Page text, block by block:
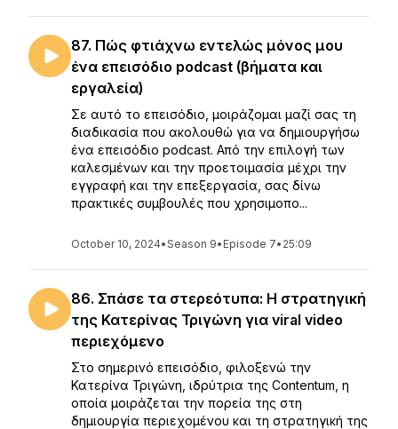
87. Πώς φτιάχνω εντελώς μόνος μου
ένα επεισόδιο podcast (βήματα και
εργαλεία)
Σε αυτό το επεισόδιο, μοιράζομαι μαζί σας τη
διαδικασία που ακολουθώ για να δημιουργήσω
ένα επεισόδιο podcast. Από την επιλογή των
καλεσμένων και την προετοιμασία μέχρι την
εγγραφή και την επεξεργασία, σας δίνω
πρακτικές συμβουλές που χρησιμοπο...
October 10, 2024•Season 9• Episode 7• 25:09
86. Σπάσε τα στερεότυπα: Η στρατηγική
της Κατερίνας Τριγώνη για viral video
περιεχόμενο
Στο σημερινό επεισόδιο, φιλοξενώ την
Κατερίνα Τριγώνη, ιδρύτρια της Contentum, η
οποία μοιράζεται την πορεία της στη
δημιουργία περιεχομένου και τη στρατηγική της